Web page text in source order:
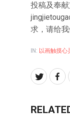
投稿及奉
求，请给我
IN: 以画触摸心